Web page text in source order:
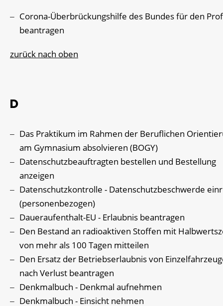
Corona-Überbrückungshilfe des Bundes für den
beantragen
zurück nach oben
D
Das Praktikum im Rahmen der Beruflichen
am Gymnasium absolvieren (BOGY)
Datenschutzbeauftragten bestellen und Bestellung
anzeigen
Datenschutzkontrolle - Datenschutzbeschwerde
(personenbezogen)
Daueraufenthalt-EU - Erlaubnis beantragen
Den Bestand an radioaktiven Stoffen mit
von mehr als 100 Tagen mitteilen
Den Ersatz der Betriebserlaubnis von
nach Verlust beantragen
Denkmalbuch - Denkmal aufnehmen
Denkmalbuch - Einsicht nehmen